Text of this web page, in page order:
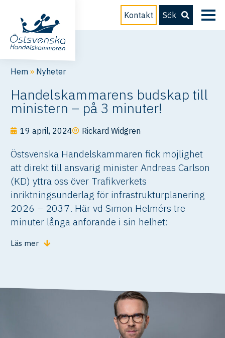
Kontakt Sök
Hem » Nyheter
Handelskammarens budskap till
ministern – på 3 minuter!
19 april, 2024 Rickard Widgren
Östsvenska Handelskammaren fick möjlighet
att direkt till ansvarig minister Andreas Carlson
(KD) yttra oss över Trafikverkets
inriktningsunderlag för infrastrukturplanering
2026 – 2037. Här vd Simon Helmérs tre
minuter långa anförande i sin helhet:
Läs mer